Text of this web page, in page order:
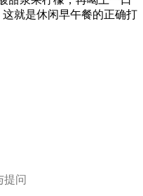
就是休闲早午餐的正确打
问